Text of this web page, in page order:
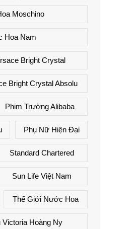
Moschino
Hoa Nam
Bright Crystal
Bright Crystal Absolu
Phim Trường Alibaba
Phụ Nữ Hiện Đại
Standard Chartered
Sun Life Việt Nam
Thế Giới Nước Hoa
Victoria Hoàng Ny